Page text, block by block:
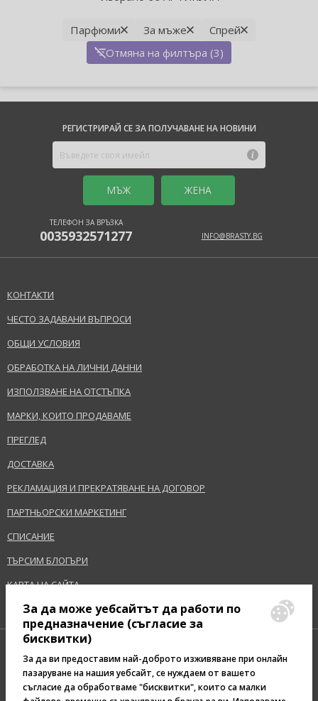
Парфюми За мъже
Спрей
Отмяна на филтъра (3)
РЕГИСТРИРАЙ СЕ ЗА ПОЛУЧАВАНЕ НА НОВИНИ
MЪЖ ЖЕНА
ТЕЛЕФОН ЗА ВРЪЗКА
0035932571277 INFO@BRASTY.BG
КОНТАКТИ
ЧЕСТО ЗАДАВАНИ ВЪПРОСИ
ОБЩИ УСЛОВИЯ
ОБРАБОТКА НА ЛИЧНИ ДАННИ
ИЗПОЛЗВАНЕ НА ОТСТЪПКА
МАРКИ, КОИТО ПРОДАВАМЕ
ПРЕГЛЕД
ДОСТАВКА
РЕКЛАМАЦИЯ И ПРЕКРАТЯВАНЕ НА ДОГОВОР
ПАРТНЬОРСКИ МАРКЕТИНГ
СПИСАНИЕ
ТЪРСИМ БЛОГЪРИ
КАРТА НА САЙТА
Pazaruvaj - Надежден
За да може уебсайтът да работи по
предназначение (съгласие за
бисквитки)
За да ви предоставим най-доброто изживяване при онлайн
пазаруване на нашия уебсайт, се нуждаем от вашето
съгласие да обработваме "бисквитки", които са малки